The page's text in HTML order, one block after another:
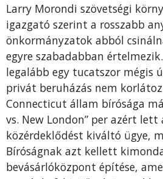
Larry Morondi szövetségi
igazgató szerint a rosszabb
önkormányzatok abból
egyre szabadabban
legalább egy tucatszor mégis
privát beruházás nem
Connecticut állam bírósága
vs. New London” per azért lett
közérdeklődést kiváltó ügye,
Bíróságnak azt kellett
bevásárlóközpont építése,